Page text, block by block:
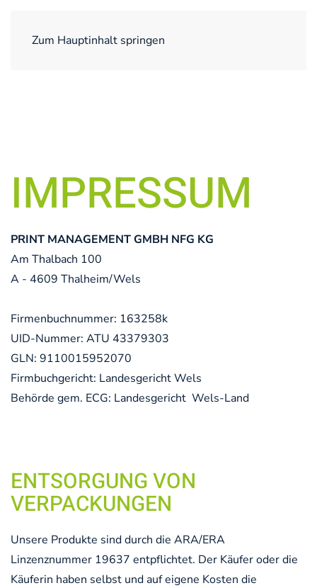
Zum Hauptinhalt springen
IMPRESSUM
PRINT MANAGEMENT GMBH NFG KG
Am Thalbach 100
A - 4609 Thalheim/Wels
Firmenbuchnummer: 163258k
UID-Nummer: ATU 43379303
GLN: 9110015952070
Firmbuchgericht: Landesgericht Wels
Behörde gem. ECG: Landesgericht Wels-Land
ENTSORGUNG VON
VERPACKUNGEN
Unsere Produkte sind durch die ARA/ERA
Linzenznummer 19637 entpflichtet. Der Käufer oder die
Käuferin haben selbst und auf eigene Kosten die